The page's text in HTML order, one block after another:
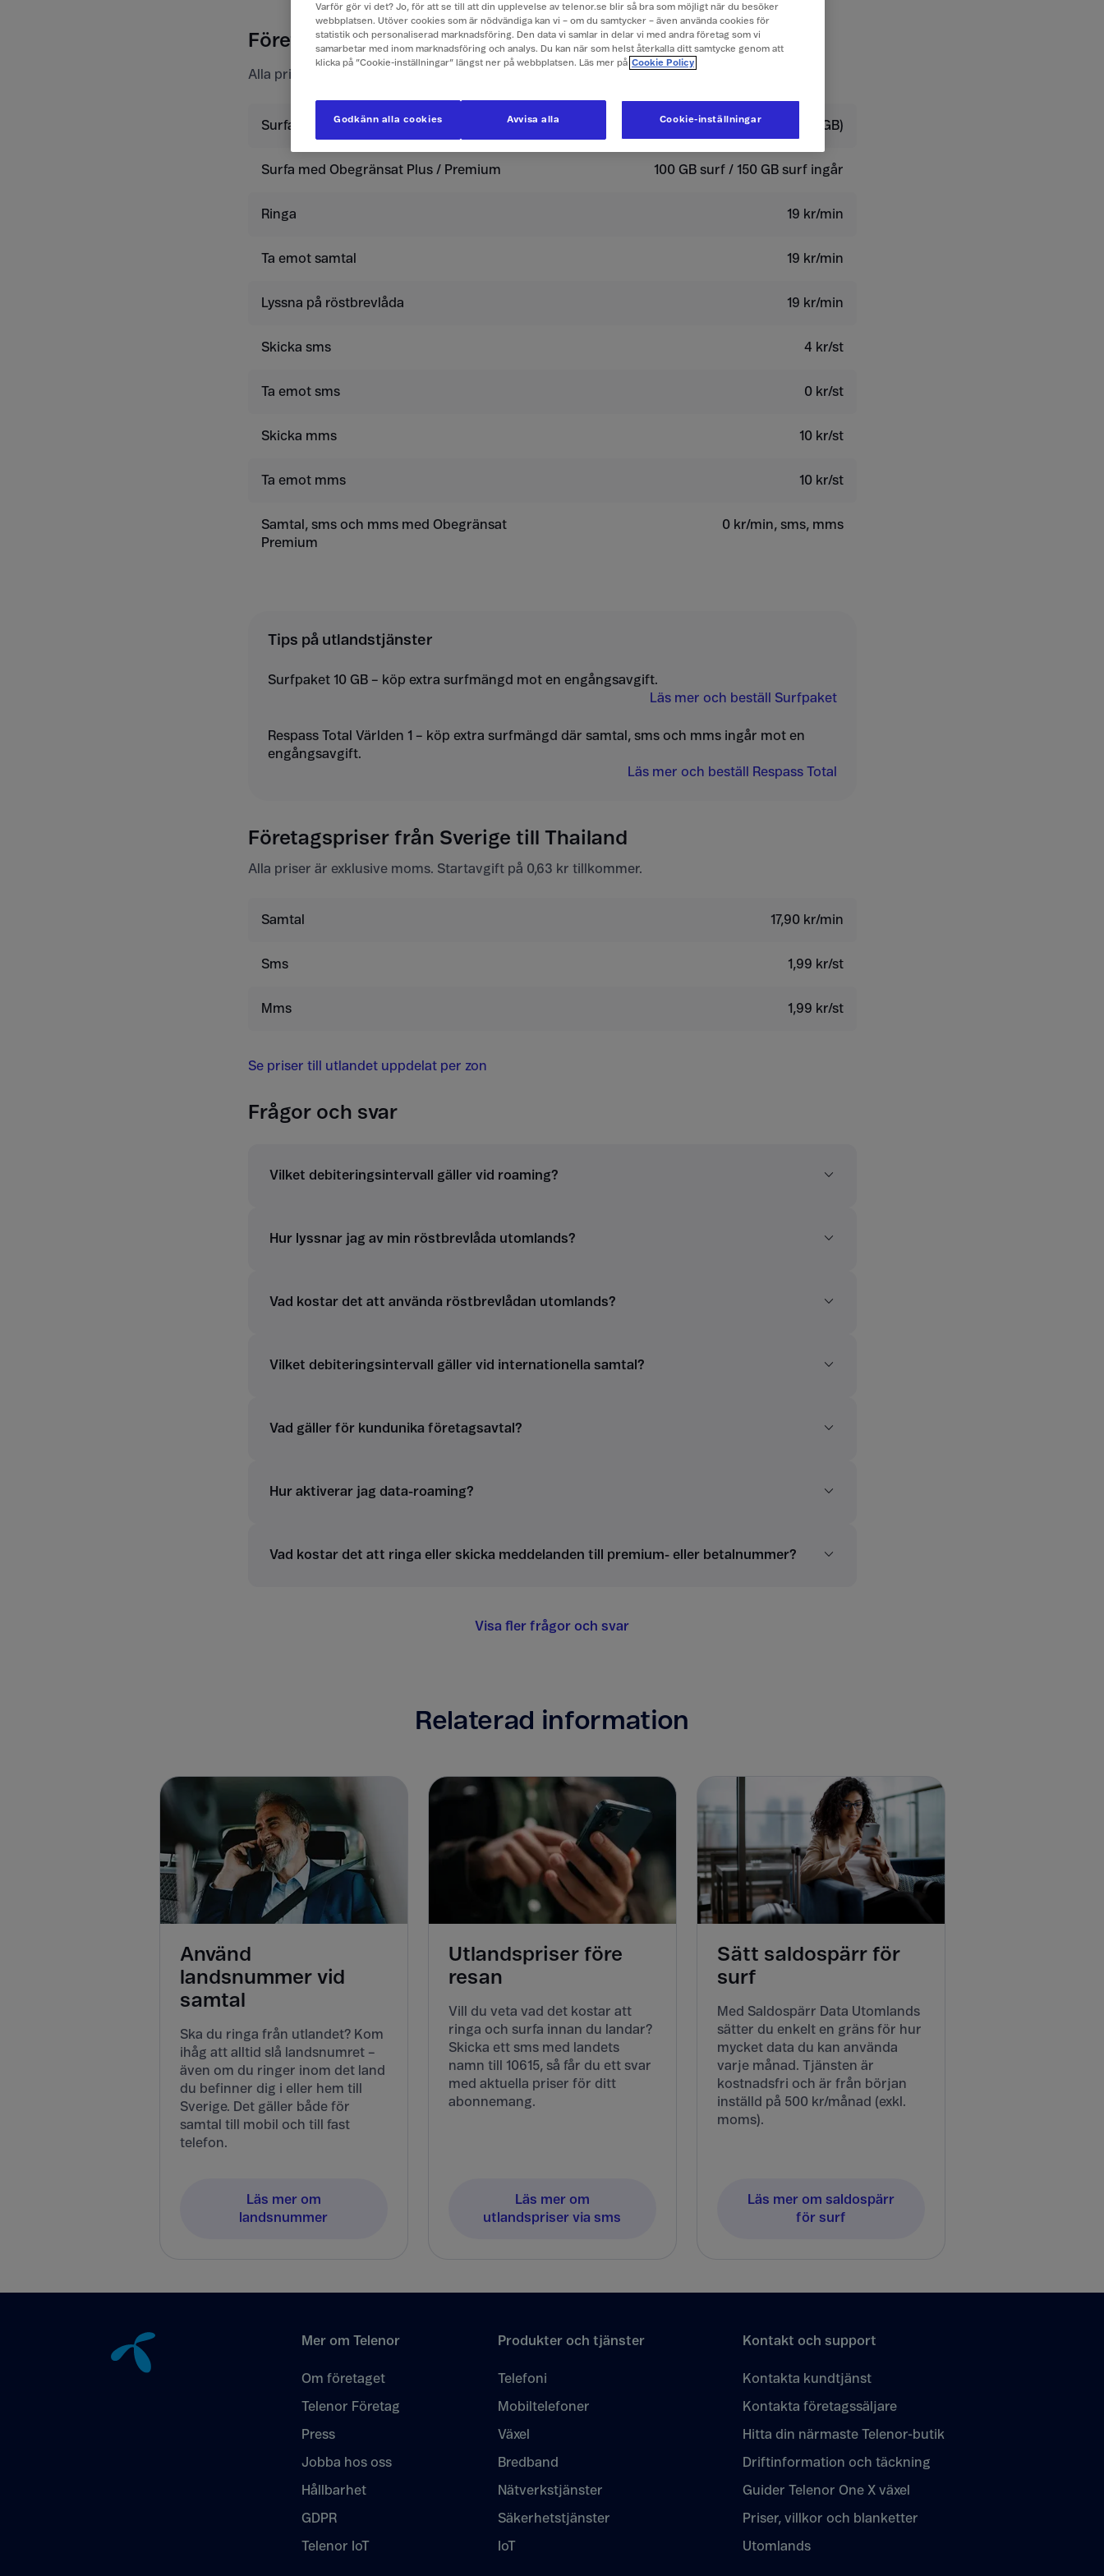
Företagspriser i Thailand
Alla priser är exklusive moms.
Surfa Surfpass 179 kr/dygn (2 GB)
Surfa med Obegränsat Plus / Premium 100 GB surf / 150 GB surf ingår
Ringa 19 kr/min
Ta emot samtal 19 kr/min
Lyssna på röstbrevlåda 19 kr/min
Skicka sms 4 kr/st
Ta emot sms 0 kr/st
Skicka mms 10 kr/st
Ta emot mms 10 kr/st
Samtal, sms och mms med Obegränsat
Premium
0 kr/min, sms, mms
Tips på utlandstjänster
Surfpaket 10 GB – köp extra surfmängd mot en engångsavgift.
Läs mer och beställ Surfpaket
Respass Total Världen 1 – köp extra surfmängd där samtal, sms och mms ingår mot en
engångsavgift.
Läs mer och beställ Respass Total
Företagspriser från Sverige till Thailand
Alla priser är exklusive moms. Startavgift på 0,63 kr tillkommer.
Samtal 17,90 kr/min
Sms 1,99 kr/st
Mms 1,99 kr/st
Se priser till utlandet uppdelat per zon
Frågor och svar
Vilket debiteringsintervall gäller vid roaming?
Hur lyssnar jag av min röstbrevlåda utomlands?
Vad kostar det att använda röstbrevlådan utomlands?
Vilket debiteringsintervall gäller vid internationella samtal?
Vad gäller för kundunika företagsavtal?
Hur aktiverar jag data-roaming?
Vad kostar det att ringa eller skicka meddelanden till premium- eller betalnummer?
Visa fler frågor och svar
Relaterad information
Använd
landsnummer vid
samtal
Ska du ringa från utlandet? Kom
ihåg att alltid slå landsnumret –
även om du ringer inom det land
du befinner dig i eller hem till
Sverige. Det gäller både för
samtal till mobil och till fast
telefon.
Läs mer om
landsnummer
Utlandspriser före
resan
Vill du veta vad det kostar att
ringa och surfa innan du landar?
Skicka ett sms med landets
namn till 10615, så får du ett svar
med aktuella priser för ditt
abonnemang.
Läs mer om
utlandspriser via sms
Sätt saldospärr för
surf
Med Saldospärr Data Utomlands
sätter du enkelt en gräns för hur
mycket data du kan använda
varje månad. Tjänsten är
kostnadsfri och är från början
inställd på 500 kr/månad (exkl.
moms).
Läs mer om saldospärr
för surf
Mer om Telenor
Om företaget
Telenor Företag
Press
Jobba hos oss
Hållbarhet
GDPR
Telenor IoT
Produkter och tjänster
Telefoni
Mobiltelefoner
Växel
Bredband
Nätverkstjänster
Säkerhetstjänster
IoT
Kontakt och support
Kontakta kundtjänst
Kontakta företagssäljare
Hitta din närmaste Telenor-butik
Driftinformation och täckning
Guider Telenor One X växel
Priser, villkor och blanketter
Utomlands
Varför gör vi det? Jo, för att se till att din upplevelse av telenor.se blir så bra som möjligt när du besöker
webbplatsen. Utöver cookies som är nödvändiga kan vi – om du samtycker – även använda cookies för
statistik och personaliserad marknadsföring. Den data vi samlar in delar vi med andra företag som vi
samarbetar med inom marknadsföring och analys. Du kan när som helst återkalla ditt samtycke genom att
klicka på ”Cookie-inställningar” längst ner på webbplatsen. Läs mer på Cookie Policy
Cookie-inställningar
Avvisa alla
Godkänn alla cookies